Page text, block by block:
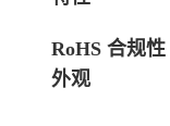
RoHS 合规性
外观